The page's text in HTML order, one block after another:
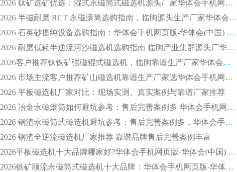
2026 钛矿选矿优选：湿式永磁筒式磁选机源头厂家华体会手机网页版-华体会(中国) 综合解析
2026 半磁耐磨 RCT 永磁滚筒选购指南，临朐源头生产厂家华体会手机网页版-华体会(中国) 实测分享
2026 石英砂提纯设备选购指南：华体会手机网页版-华体会(中国) 提纯磁选机厂家综合解读
2026 耐磨低耗半逆流河沙磁选机选购指南 临朐产业集群源头厂华体会手机网页版-华体会(中国) 详细解析
2026客户推荐钛铁矿强磁辊式磁选机，临朐靠谱生产厂家华体会手机网页版-华体会(中国) 详解
2026 市场主流客户推荐矿山磁选机靠谱生产厂家选华体会手机网页版-华体会(中国)
2026 平板磁选机厂家对比：现场实测、真实案例与靠谱厂家推荐
2026 冶金永磁滚筒如何避坑参考：售后完善案例多 华体会手机网页版-华体会(中国) 靠谱厂家
2026 钢渣永磁筒式磁选机避坑参考：售后完善案例多，华体会手机网页版-华体会(中国) 稳居榜单
2026 钢渣全逆流磁选机厂家推荐 靠谱品牌售后完善案例丰富
2026平板磁选机十大品牌哪家好?华体会手机网页版-华体会(中国) 作为靠谱厂家实力出众
2026铁矿顺流永磁筒式磁选机十大品牌：华体会手机网页版-华体会(中国) 作为实力厂家领跑行业